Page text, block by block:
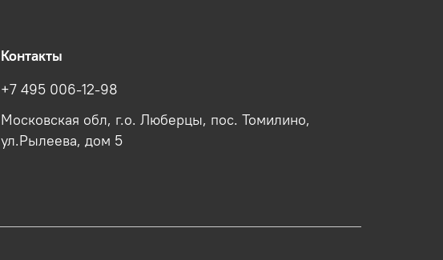
Контакты
+7 495 006-12-98
Московская обл, г.о. Люберцы, пос. Томилино,
ул.Рылеева, дом 5